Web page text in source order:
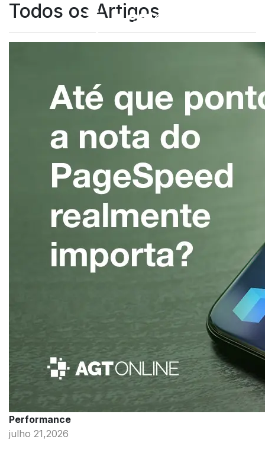
Todos os Artigos
Performance
julho 21,2026